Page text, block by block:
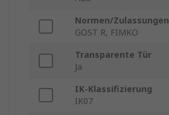
Normen/Zulassungen
GOST R, FIMKO
Transparente Tür
Ja
IK-Klassifizierung
IK07